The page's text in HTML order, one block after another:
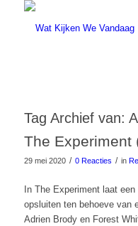
Tag Archief van:
The Experiment
29 mei 2020 / 0 Reacties / in
In The Experiment laat
opsluiten ten behoeve van
Adrien Brody en Forest